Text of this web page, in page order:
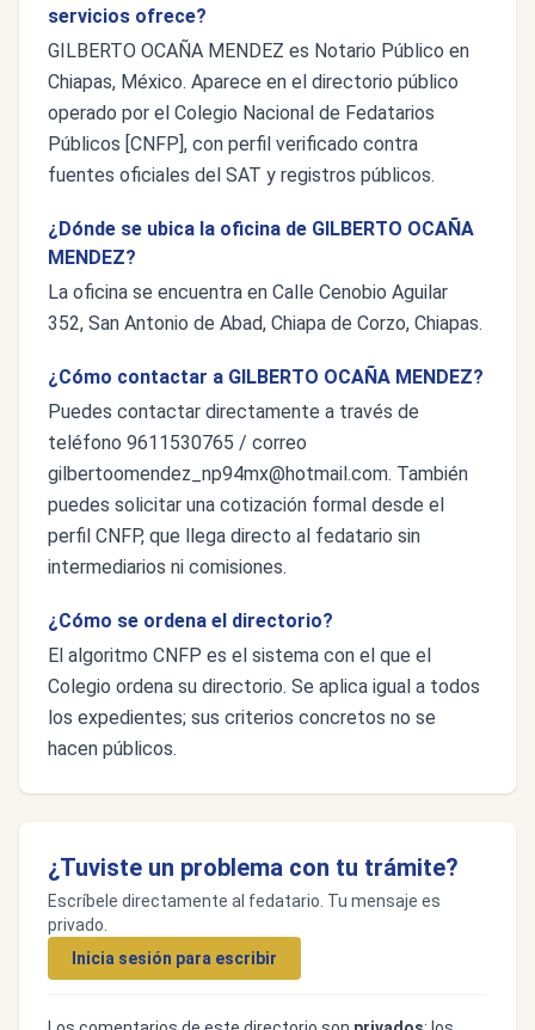
servicios ofrece?
GILBERTO OCAÑA MENDEZ es Notario Público en
Chiapas, México. Aparece en el directorio público
operado por el Colegio Nacional de Fedatarios
Públicos [CNFP], con perfil verificado contra
fuentes oficiales del SAT y registros públicos.
¿Dónde se ubica la oficina de GILBERTO OCAÑA
MENDEZ?
La oficina se encuentra en Calle Cenobio Aguilar
352, San Antonio de Abad, Chiapa de Corzo, Chiapas.
¿Cómo contactar a GILBERTO OCAÑA MENDEZ?
Puedes contactar directamente a través de
teléfono 9611530765 / correo
gilbertoomendez_np94mx@hotmail.com. También
puedes solicitar una cotización formal desde el
perfil CNFP, que llega directo al fedatario sin
intermediarios ni comisiones.
¿Cómo se ordena el directorio?
El algoritmo CNFP es el sistema con el que el
Colegio ordena su directorio. Se aplica igual a todos
los expedientes; sus criterios concretos no se
hacen públicos.
¿Tuviste un problema con tu trámite?
Escríbele directamente al fedatario. Tu mensaje es
privado.
Inicia sesión para escribir